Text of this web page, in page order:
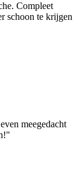
Compleet
schoon te krijgen
meegedacht
"